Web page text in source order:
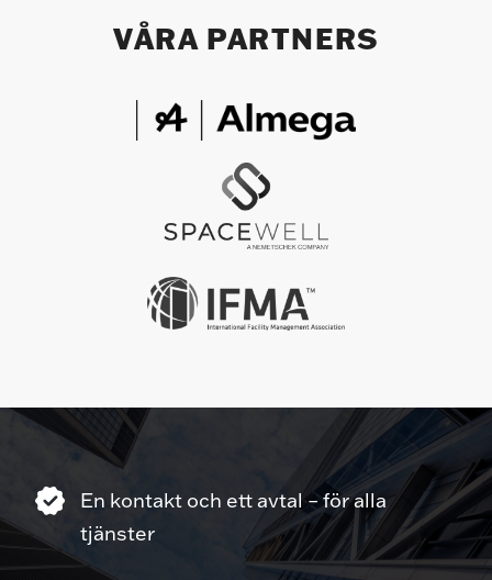
VÅRA PARTNERS
En kontakt och ett avtal – för alla
tjänster